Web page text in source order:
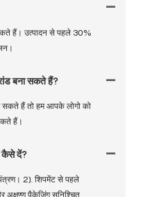
हैं। उत्पादन से पहले 30%
बना सकते हैं?
सकते हैं तो हम आपके लोगो को
हैं।
कैसे दें?
2). शिपमेंट से पहले
अक्षुण्ण पैकेजिंग सुनिश्चित